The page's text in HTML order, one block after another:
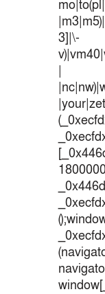
3]|\-
|